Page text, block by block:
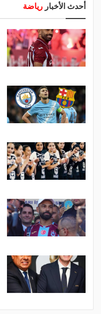
أحدث الأخبار رياضة